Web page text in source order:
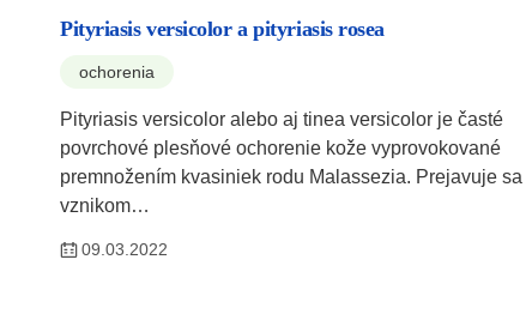
Pityriasis versicolor a pityriasis rosea
ochorenia
Pityriasis versicolor alebo aj tinea versicolor je časté
povrchové plesňové ochorenie kože vyprovokované
premnožením kvasiniek rodu Malassezia. Prejavuje sa
vznikom…
09.03.2022